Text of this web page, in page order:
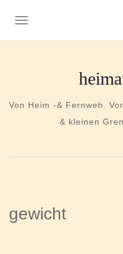
NAVIGATION
Von Heim -& Fernweh.
& kleinen
gewicht